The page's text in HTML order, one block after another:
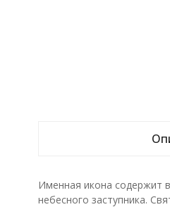
Именная икона содержит
небесного заступника.